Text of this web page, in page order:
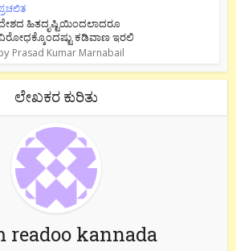
ಹಿತದೃಷ್ಟಿಯಿಂದಲಾದರೂ
ಕಡಿವಾಣ ಇರಲಿ
Prasad Kumar Marnabail
ಲೇಖಕರ ಕುರಿತು
readoo kannada